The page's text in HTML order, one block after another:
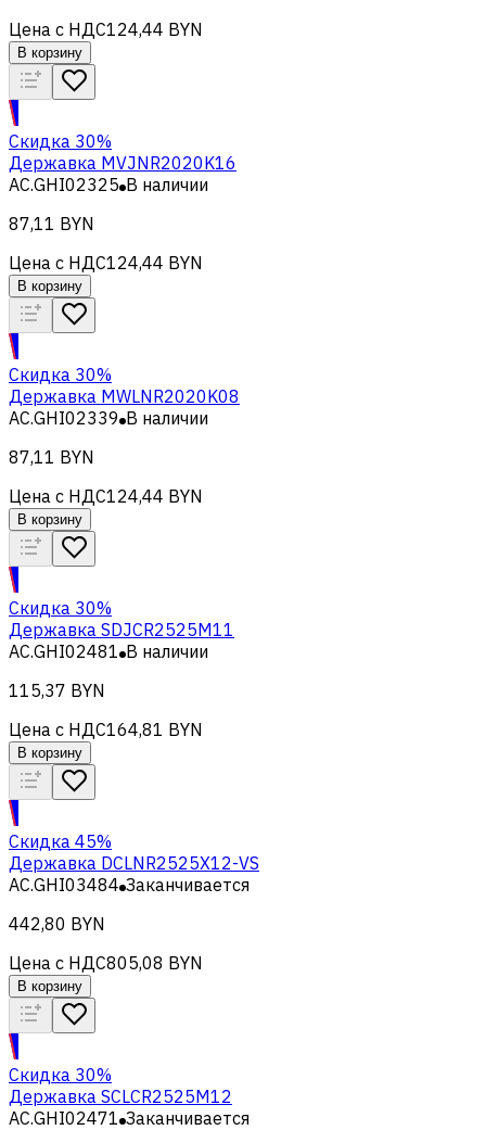
Цена с НДС124,44 BYN
В корзину
Скидка 30%
Державка MVJNR2020K16
AC.GHI02325 В наличии
87,11 BYN
Цена с НДС124,44 BYN
В корзину
Скидка 30%
Державка MWLNR2020K08
AC.GHI02339 В наличии
87,11 BYN
Цена с НДС124,44 BYN
В корзину
Скидка 30%
Державка SDJCR2525M11
AC.GHI02481 В наличии
115,37 BYN
Цена с НДС164,81 BYN
В корзину
Скидка 45%
Державка DCLNR2525X12-VS
AC.GHI03484 Заканчивается
442,80 BYN
Цена с НДС805,08 BYN
В корзину
Скидка 30%
Державка SCLCR2525M12
AC.GHI02471 Заканчивается